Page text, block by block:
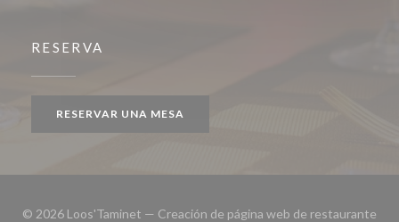
RESERVA
RESERVAR UNA MESA
© 2026 Loos'Taminet — Creación de página web de restaurante